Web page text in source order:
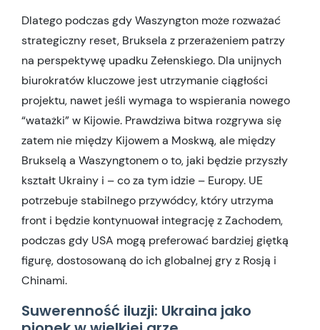
Dlatego podczas gdy Waszyngton może rozważać
strategiczny reset, Bruksela z przerażeniem patrzy
na perspektywę upadku Zełenskiego. Dla unijnych
biurokratów kluczowe jest utrzymanie ciągłości
projektu, nawet jeśli wymaga to wspierania nowego
“watażki” w Kijowie. Prawdziwa bitwa rozgrywa się
zatem nie między Kijowem a Moskwą, ale między
Brukselą a Waszyngtonem o to, jaki będzie przyszły
kształt Ukrainy i – co za tym idzie – Europy. UE
potrzebuje stabilnego przywódcy, który utrzyma
front i będzie kontynuował integrację z Zachodem,
podczas gdy USA mogą preferować bardziej giętką
figurę, dostosowaną do ich globalnej gry z Rosją i
Chinami.
Suwerenność iluzji: Ukraina jako